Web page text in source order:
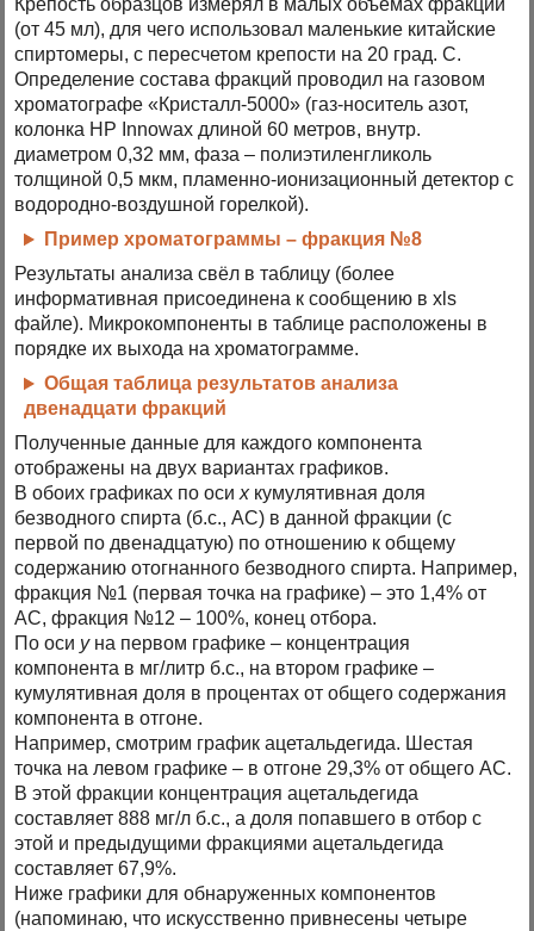
Крепость образцов измерял в малых объёмах фракций
(от 45 мл), для чего использовал маленькие китайские
спиртомеры, с пересчетом крепости на 20 град. С.
Определение состава фракций проводил на газовом
хроматографе «Кристалл-5000» (газ-носитель азот,
колонка HP Innowax длиной 60 метров, внутр.
диаметром 0,32 мм, фаза – полиэтиленгликоль
толщиной 0,5 мкм, пламенно-ионизационный детектор с
водородно-воздушной горелкой).
Пример хроматограммы – фракция №8
Результаты анализа свёл в таблицу (более
информативная присоединена к сообщению в xls
файле). Микрокомпоненты в таблице расположены в
порядке их выхода на хроматограмме.
Общая таблица результатов анализа
двенадцати фракций
Полученные данные для каждого компонента
отображены на двух вариантах графиков.
В обоих графиках по осихкумулятивная доля
безводного спирта (б.с., АС) в данной фракции (с
первой по двенадцатую) по отношению к общему
содержанию отогнанного безводного спирта. Например,
фракция №1 (первая точка на графике) – это 1,4% от
АС, фракция №12 – 100%, конец отбора.
По оси уна первом графике – концентрация
компонента в мг/литр б.с., на втором графике –
кумулятивная доля в процентах от общего содержания
компонента в отгоне.
Например, смотрим график ацетальдегида. Шестая
точка на левом графике – в отгоне 29,3% от общего АС.
В этой фракции концентрация ацетальдегида
составляет 888 мг/л б.с., а доля попавшего в отбор с
этой и предыдущими фракциями ацетальдегида
составляет 67,9%.
Ниже графики для обнаруженных компонентов
(напоминаю, что искусственно привнесены четыре